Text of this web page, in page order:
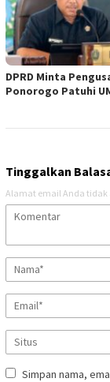
DPRD Minta
Ponorogo Patuhi
Tinggalkan
Alamat email Anda
Simpan nama,